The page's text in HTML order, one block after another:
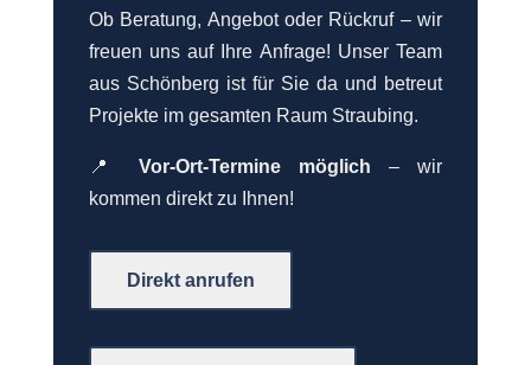
Ob Beratung, Angebot oder Rückruf – wir
freuen uns auf Ihre Anfrage! Unser Team
aus Schönberg ist für Sie da und betreut
Projekte im gesamten Raum Straubing.
📍 Vor-Ort-Termine möglich – wir
kommen direkt zu Ihnen!
Direkt anrufen